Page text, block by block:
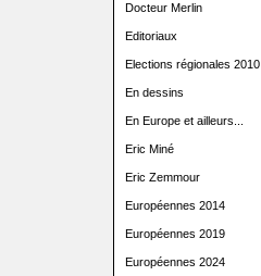
Docteur Merlin
Editoriaux
Elections régionales 2010
En dessins
En Europe et ailleurs...
Eric Miné
Eric Zemmour
Européennes 2014
Européennes 2019
Européennes 2024